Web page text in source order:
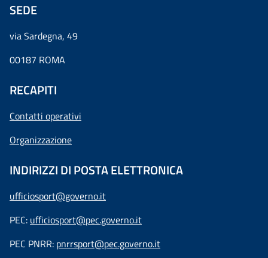
SEDE
via Sardegna, 49
00187 ROMA
RECAPITI
Contatti operativi
Organizzazione
INDIRIZZI DI POSTA ELETTRONICA
ufficiosport@governo.it
PEC: ufficiosport@pec.governo.it
PEC PNRR: pnrrsport@pec.governo.it